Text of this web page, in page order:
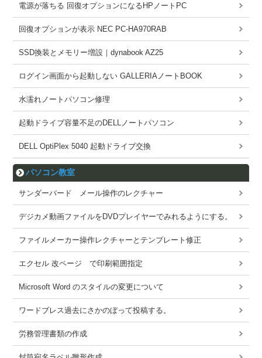
電源が落ちる 回復オプションになるHPノートPC
回復オプションが表示 NEC PC-HA970RAB
SSD換装とメモリー増設｜dynabook AZ25
ログイン画面から起動しない GALLERIAノートBOOK
水濡れノートパソコン修理
起動ドライブ容量不足のDELLノートパソコン
DELL OptiPlex 5040 起動ドライブ交換
パソコン教室
サンダーバード メール操作のレクチャー
デジカメ動画ファイルをDVDプレイヤーでみれるようにする。
ファイルメーカー操作レクチャーとテンプレート修正
エクセル 改ページ で印刷範囲指定
Microsoft Word のスタイルの変更について
ワードブレス過去にさかのぼって投稿する。
労務管理書類の作成